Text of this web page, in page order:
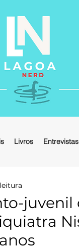
Livros Entrevistas